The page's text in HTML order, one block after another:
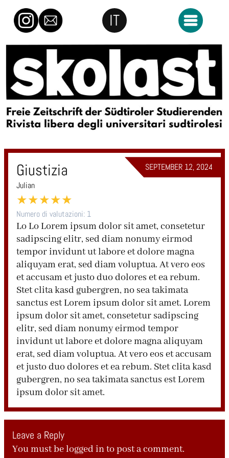
Skolast
IT Aprire il
SEPTEMBER 12, 2024
Giustizia
Julian
★
★
★
★
★
Numero di valutazioni: 1
Lo Lo Lorem ipsum dolor sit amet, consetetur
sadipscing elitr, sed diam nonumy eirmod
tempor invidunt ut labore et dolore magna
aliquyam erat, sed diam voluptua. At vero eos
et accusam et justo duo dolores et ea rebum.
Stet clita kasd gubergren, no sea takimata
sanctus est Lorem ipsum dolor sit amet. Lorem
ipsum dolor sit amet, consetetur sadipscing
elitr, sed diam nonumy eirmod tempor
invidunt ut labore et dolore magna aliquyam
erat, sed diam voluptua. At vero eos et accusam
et justo duo dolores et ea rebum. Stet clita kasd
gubergren, no sea takimata sanctus est Lorem
ipsum dolor sit amet.
Leave a Reply
You must belogged into post a comment.